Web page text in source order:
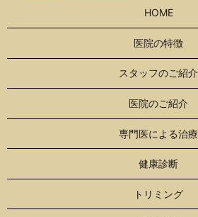
HOME
医院の特徴
スタッフのご紹介
医院のご紹介
専門医による治療
健康診断
トリミング